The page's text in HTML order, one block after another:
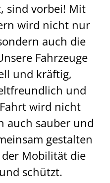
sind vorbei! Mit
wird nicht nur
auch die
Fahrzeuge
und kräftig,
und
wird nicht
auch sauber und
gestalten
Mobilität die
schützt.